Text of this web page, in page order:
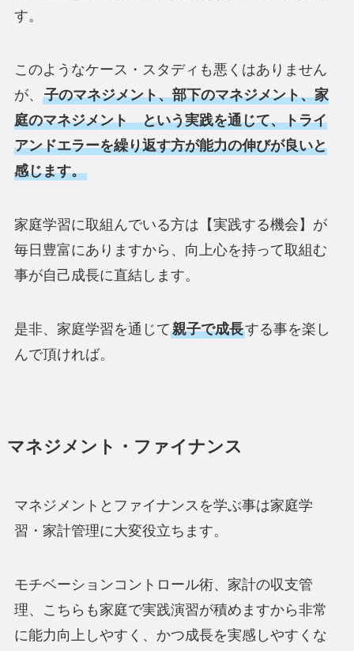
す。
このようなケース・スタディも悪くはありません
が、 子のマネジメント、部下のマネジメント、家
庭のマネジメント という実践を通じて、トライ
アンドエラーを繰り返す方が能力の伸びが良いと
感じます。
家庭学習に取組んでいる方は【実践する機会】が
毎日豊富にありますから、向上心を持って取組む
事が自己成長に直結します。
是非、家庭学習を通じて親子で成長する事を楽し
んで頂ければ。
マネジメント・ファイナンス
マネジメントとファイナンスを学ぶ事は家庭学
習・家計管理に大変役立ちます。
モチベーションコントロール術、家計の収支管
理、こちらも家庭で実践演習が積めますから非常
に能力向上しやすく、かつ成長を実感しやすくな